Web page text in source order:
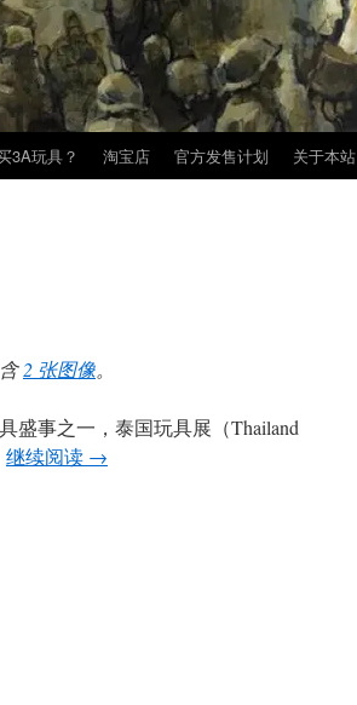
3A玩具？ 淘宝店 官方发售计划 关于本站
2 张图像。
盛事之一，泰国玩具展（Thailand
继续阅读 →